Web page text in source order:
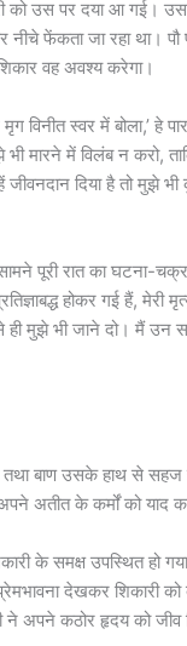
को उस पर दया आ गई।
नीचे फेंकता जा रहा था।
वह अवश्य करेगा।
विनीत स्वर में बोला,’ हे
भी मारने में विलंब न
जीवनदान दिया है तो मुझे
पूरी रात का घटना-
होकर गई हैं,
ही मुझे भी जाने दो। मैं उन
तथा बाण उसके हाथ से
अतीत के कर्मों को याद
के समक्ष उपस्थित
प्रेमभावना देखकर
ने अपने कठोर हृदय को